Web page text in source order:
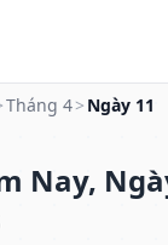
Tháng 4> Ngày 11
Nay,